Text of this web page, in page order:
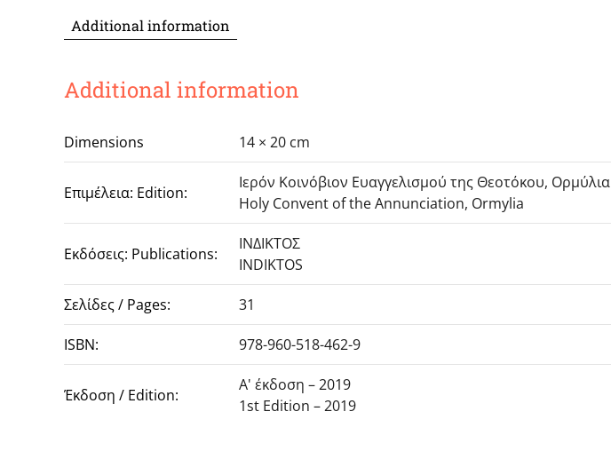
Additional information
Additional information
Dimensions 14 × 20 cm
Επιμέλεια: Edition:
Ιερόν Κοινόβιον Ευαγγελισμού της Θεοτόκου, Ορμύλια
Holy Convent of the Annunciation, Ormylia
Εκδόσεις: Publications:
ΙΝΔΙΚΤΟΣ
INDIKTOS
Σελίδες / Pages: 31
ISBN: 978-960-518-462-9
Έκδοση / Edition:
Α' έκδοση – 2019
1st Edition – 2019